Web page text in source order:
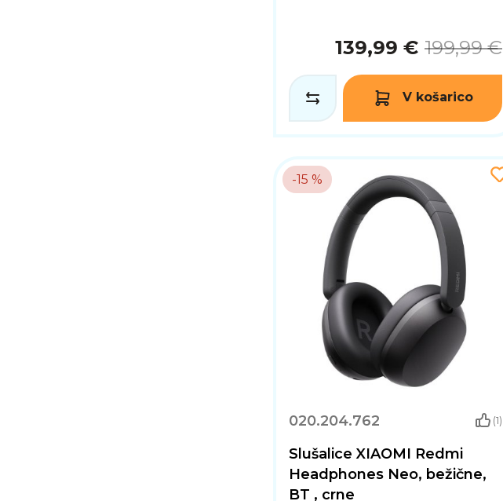
139,99 € 199,99 €
V košarico
-15 %
020.204.762 (1)
Slušalice XIAOMI Redmi
Headphones Neo, bežične,
BT , crne